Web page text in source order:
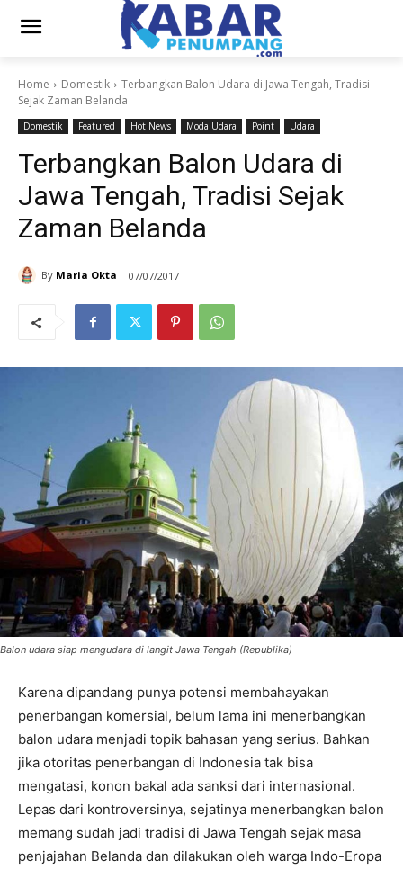
Home Domestik
Terbangkan Balon Udara di Jawa Tengah, Tradisi
Sejak Zaman Belanda
Domestik Featured Hot News Moda Udara Point Udara
Terbangkan Balon Udara di
Jawa Tengah, Tradisi Sejak
Zaman Belanda
By Maria Okta 07/07/2017
Balon udara siap mengudara di langit Jawa Tengah (Republika)
Karena dipandang punya potensi membahayakan
penerbangan komersial, belum lama ini menerbangkan
balon udara menjadi topik bahasan yang serius. Bahkan
jika otoritas penerbangan di Indonesia tak bisa
mengatasi, konon bakal ada sanksi dari internasional.
Lepas dari kontroversinya, sejatinya menerbangkan balon
memang sudah jadi tradisi di Jawa Tengah sejak masa
penjajahan Belanda dan dilakukan oleh warga Indo-Eropa